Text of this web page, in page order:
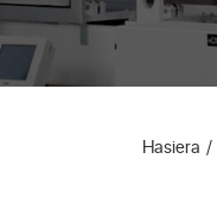
Hasiera